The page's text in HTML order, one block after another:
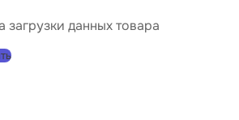
загрузки данных товара